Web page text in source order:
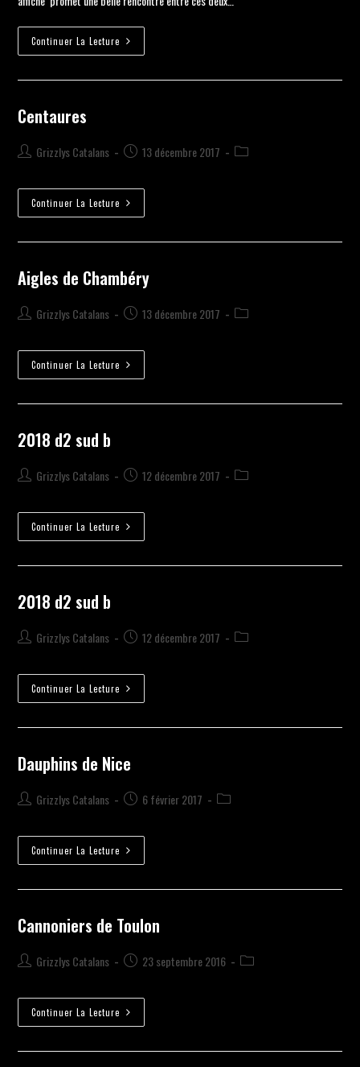
Continuer La Lecture
Centaures
Grizzlys Catalans 13 décembre 2017
Continuer La Lecture
Aigles de Chambéry
Grizzlys Catalans 13 décembre 2017
Continuer La Lecture
2018 d2 sud b
Grizzlys Catalans 12 décembre 2017
Continuer La Lecture
2018 d2 sud b
Grizzlys Catalans 12 décembre 2017
Continuer La Lecture
Dauphins de Nice
Grizzlys Catalans 6 février 2017
Continuer La Lecture
Cannoniers de Toulon
Grizzlys Catalans 23 septembre 2016
Continuer La Lecture